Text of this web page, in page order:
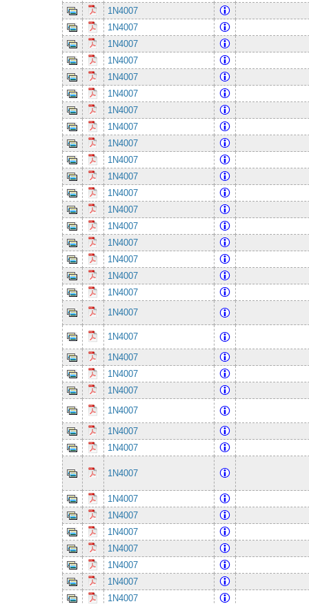
1N4007
1N4007
1N4007
1N4007
1N4007
1N4007
1N4007
1N4007
1N4007
1N4007
1N4007
1N4007
1N4007
1N4007
1N4007
1N4007
1N4007
1N4007
1N4007
1N4007
1N4007
1N4007
1N4007
1N4007
1N4007
1N4007
1N4007
1N4007
1N4007
1N4007
1N4007
1N4007
1N4007
1N4007